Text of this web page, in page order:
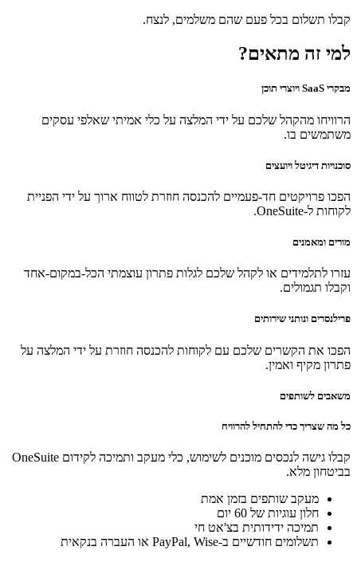
קבלו תשלום בכל פעם שהם משלמים, לנצח.
למי זה מתאים?
מבקרי SaaS ויוצרי תוכן
הרוויחו מהקהל שלכם על ידי המלצה על כלי אמיתי שאלפי עסקים
משתמשים בו.
סוכנויות דיגיטל ויועצים
הפכו פרויקטים חד-פעמיים להכנסה חוזרת לטווח ארוך על ידי הפניית
לקוחות ל-OneSuite.
מורים ומאמנים
עזרו לתלמידים או לקהל שלכם לגלות פתרון עוצמתי הכל-במקום-אחד
וקבלו תגמולים.
פרילנסרים ונותני שירותים
הפכו את הקשרים שלכם עם לקוחות להכנסה חוזרת על ידי המלצה על
פתרון מקיף ואמין.
משאבים לשותפים
כל מה שצריך כדי להתחיל להרוויח
קבלו גישה לנכסים מוכנים לשימוש, כלי מעקב ותמיכה לקידום OneSuite
בביטחון מלא.
מעקב שותפים בזמן אמת
חלון עוגיות של 60 יום
תמיכה ידידותית בצ'אט חי
תשלומים חודשיים ב-PayPal, Wise או העברה בנקאית